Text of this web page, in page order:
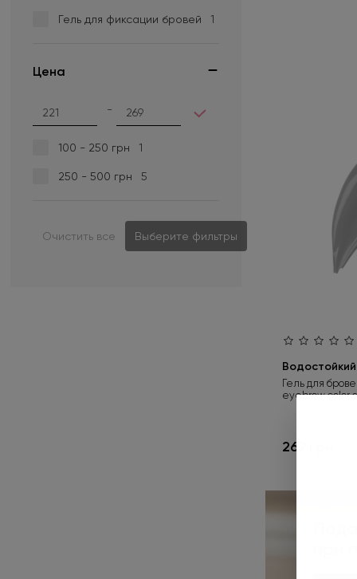
Гель для фиксации бровей 1
Цена
-
100 - 250 грн 1
250 - 500 грн 5
Очистить все Выберите фильтры
Гель для
eyebrow color
269 грн